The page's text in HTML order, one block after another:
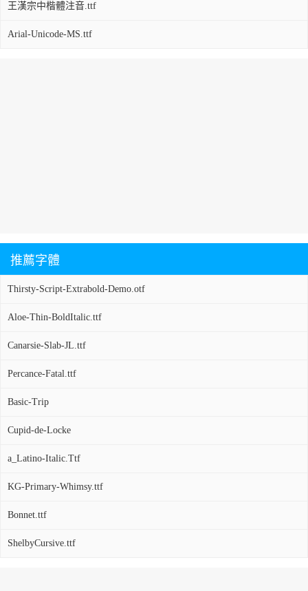
王漢宗中楷體注音.ttf
Arial-Unicode-MS.ttf
推薦字體
Thirsty-Script-Extrabold-Demo.otf
Aloe-Thin-BoldItalic.ttf
Canarsie-Slab-JL.ttf
Percance-Fatal.ttf
Basic-Trip
Cupid-de-Locke
a_Latino-Italic.Ttf
KG-Primary-Whimsy.ttf
Bonnet.ttf
ShelbyCursive.ttf